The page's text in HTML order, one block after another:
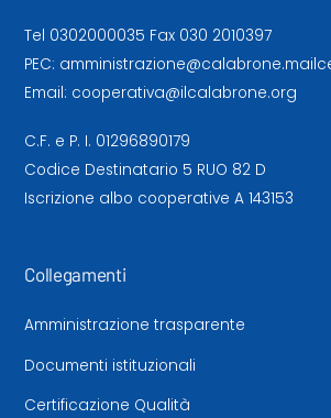
Tel 0302000035 Fax 030 2010397
PEC:
Email: cooperativa@ilcalabrone.org
C.F. e P. I. 01296890179
Codice Destinatario 5 RUO 82 D
Iscrizione albo cooperative A 143153
Collegamenti
Amministrazione trasparente
Documenti istituzionali
Certificazione Qualità